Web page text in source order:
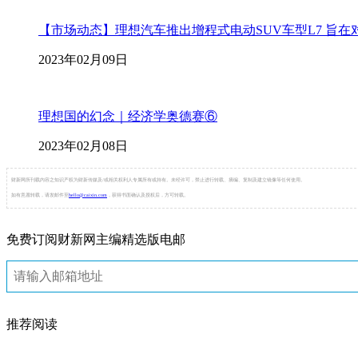
【市场动态】理想汽车推出增程式电动SUV车型L7 旨在
2023年02月09日
理想国的幻念｜经济学奥德赛⑥
2023年02月08日
财新网所刊载内容之知识产权为财新传媒及/或相关权利人专属所有或持有。未经许可，禁止进行转载、摘编、复制及建立镜像等任何使用。
如有意愿转载，请发邮件至 hello@caixin.com ，获得书面确认及授权后，方可转载。
免费订阅财新网主编精选版电邮
推荐阅读